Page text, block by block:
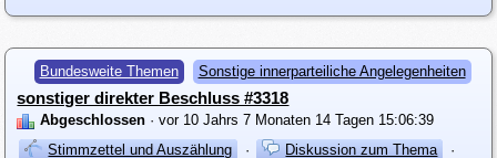
Bundesweite Themen Sonstige innerparteiliche Angelegenheiten
sonstiger direkter Beschluss #3318
Abgeschlossen · vor 10 Jahrs 7 Monaten 14 Tagen 15:06:39
Stimmzettel und Auszählung
· Diskussion zum Thema
·